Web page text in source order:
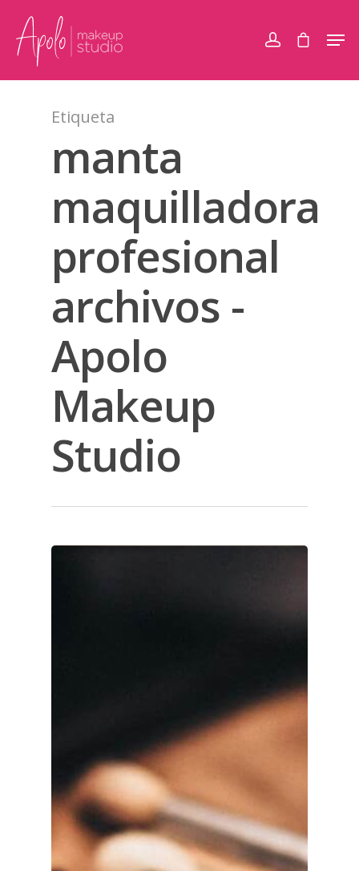
Etiqueta
manta
maquilladora
profesional
archivos -
Apolo
Makeup
Studio